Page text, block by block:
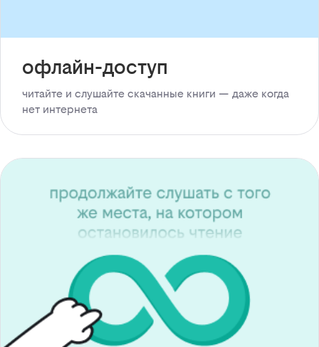
офлайн-доступ
читайте и слушайте скачанные книги — даже когда
нет интернета